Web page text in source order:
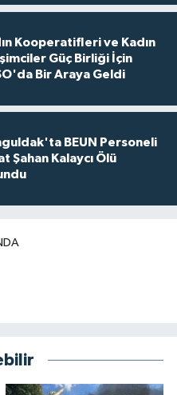
Kooperatifleri ve Kadın
Güç Birliği İçin
Bir Araya Geldi
BEUN Personeli
Şahan Kalaycı Ölü